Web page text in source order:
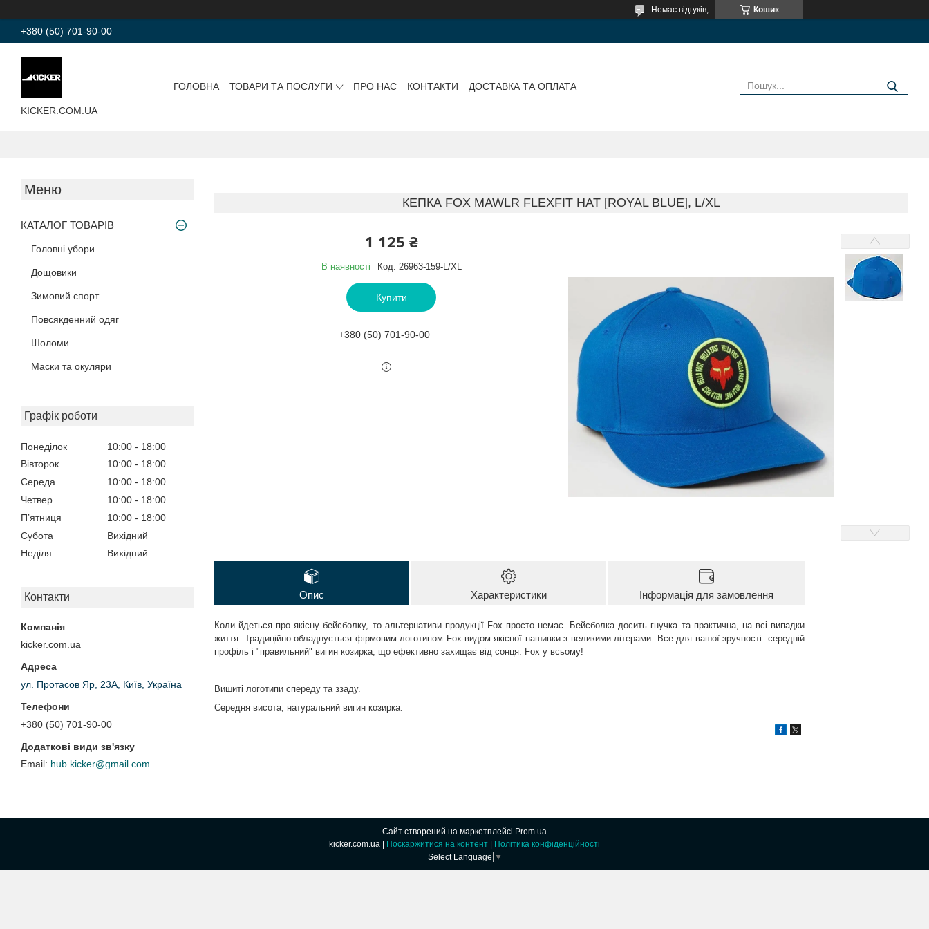
Кошик
Немає відгуків,
+380 (50) 701-90-00
KICKER.COM.UA
ГОЛОВНА ТОВАРИ ТА ПОСЛУГИ ПРО НАС КОНТАКТИ ДОСТАВКА ТА ОПЛАТА
КАТАЛОГ ТОВАРІВ
Головні убори
Дощовики
Зимовий спорт
Повсякденний одяг
Шоломи
Маски та окуляри
Графік роботи
Понеділок 10:00
18:00
Вівторок
10:00
18:00
Середа
10:00
18:00
Четвер
10:00
18:00
Пʼятниця
10:00
18:00
Субота
Вихідний
Неділя
Вихідний
Контакти
kicker.com.ua
ул. Протасов Яр, 23А, Київ, Україна
+380 (50) 701-90-00
hub.kicker@gmail.com
КЕПКА FOX MAWLR FLEXFIT HAT [ROYAL BLUE], L/XL
1 125 ₴
В наявності Код: 26963-159-L/XL
Купити
+380 (50) 701-90-00
Опис Характеристики Інформація для замовлення
Коли йдеться про якісну бейсболку, то альтернативи продукції Fox просто немає. Бейсболка досить гнучка та практична, на всі випадки
життя. Традиційно обладнується фірмовим логотипом Fox-видом якісної нашивки з великими літерами. Все для вашої зручності: середній
профіль і "правильний" вигин козирка, що ефективно захищає від сонця. Fox у всьому!
Вишиті логотипи спереду та ззаду.
Середня висота, натуральний вигин козирка.
Сайт створений на маркетплейсі Prom.ua
Поскаржитися на контент
Політика конфіденційності
Select Language ▼